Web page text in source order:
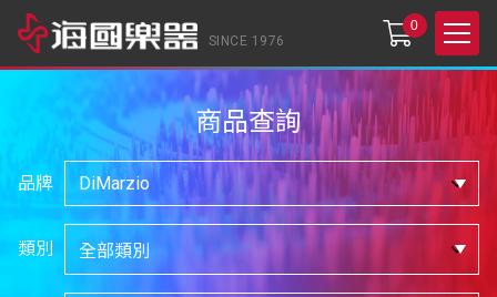
SINCE 1976
0
商品查詢
品牌
類別